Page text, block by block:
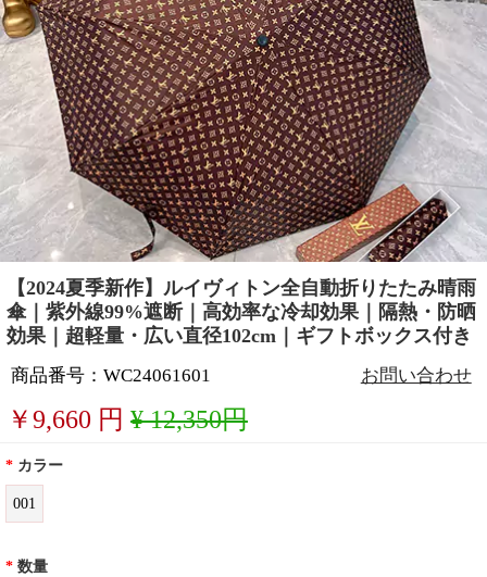
【2024夏季新作】ルイヴィトン全自動折りたたみ晴雨
傘｜紫外線99%遮断｜高効率な冷却効果｜隔熱・防晒
効果｜超軽量・広い直径102cm｜ギフトボックス付き
商品番号：WC24061601 お問い合わせ
￥9,660 円 ¥ 12,350円
* カラー
001
* 数量